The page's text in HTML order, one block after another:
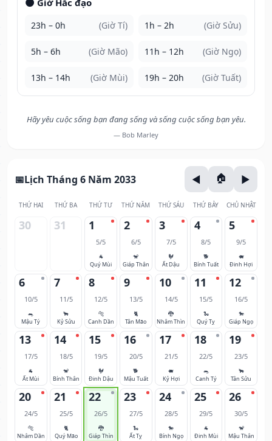
🌑 Giờ Hắc đạo
23h – 0h (Giờ Tí) 1h – 2h (Giờ Sửu)
5h – 6h (Giờ Mão) 11h – 12h (Giờ Ngọ)
13h – 14h (Giờ Mùi) 19h – 20h (Giờ Tuất)
Hãy yêu cuộc sống bạn đang sống và sống cuộc sống bạn yêu.
— Bob Marley
Lịch Tháng 6 Năm 2033
THỨ HAI THỨ BA THỨ TƯ THỨ NĂM THỨ SÁU THỨ BẢY CHỦ NHẬT
30 31 1
5/5
🐐
Quý Mùi
2
6/5
🐒
Giáp Thân
3
7/5
🐓
Ất Dậu
4
8/5
🐕
Bính Tuất
5
9/5
🐖
Đinh Hợi
6
10/5
🐀
Mậu Tý
7
11/5
🐂
Kỷ Sửu
8
12/5
🐅
Canh Dần
9
13/5
🐈
Tân Mão
10
14/5
🐉
Nhâm Thìn
11
15/5
🐍
Quý Tỵ
12
16/5
🐎
Giáp Ngọ
13
17/5
🐐
Ất Mùi
14
18/5
🐒
Bính Thân
15
19/5
🐓
Đinh Dậu
16
20/5
🐕
Mậu Tuất
17
21/5
🐖
Kỷ Hợi
18
22/5
🐀
Canh Tý
19
23/5
🐂
Tân Sửu
20
24/5
🐅
Nhâm Dần
21
25/5
🐈
Quý Mão
22
26/5
🐉
Giáp Thìn
23
27/5
🐍
Ất Tỵ
24
28/5
🐎
Bính Ngọ
25
29/5
🐐
Đinh Mùi
26
30/5
🐒
Mậu Thân